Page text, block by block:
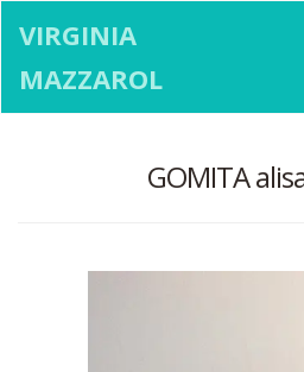
VIRGINIA
MAZZAROL
GOMITA